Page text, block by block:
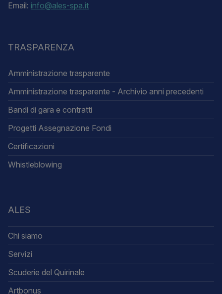
Email: info@ales-spa.it
TRASPARENZA
Amministrazione trasparente
Amministrazione trasparente - Archivio anni precedenti
Bandi di gara e contratti
Progetti Assegnazione Fondi
Certificazioni
Whistleblowing
ALES
Chi siamo
Servizi
Scuderie del Quirinale
Artbonus